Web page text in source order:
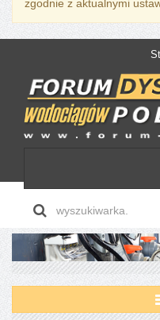
zgodnie z aktualnymi